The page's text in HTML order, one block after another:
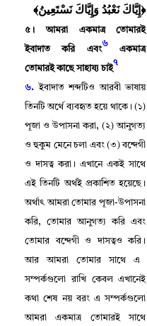
﴿إِيَّاكَ نَعْبُدُ وَإِيَّاكَ نَسْتَعِينُ﴾
৫ । আমরা একমাত্র তোমারই
ইবাদাত করি এবং
৬
একমাত্র
তোমারই কাছে সাহায্য চাই
৭
৬. ইবাদাত শব্দটিও আরবী ভাষায়
তিনটি অর্থে ব্যবহৃত হয়ে থাকে।(১)
পূজা ও উপাসনা করা, (২) আনুগত্য
ও হুকুম মেনে চলা এবং (৩) বন্দেগী
ও দাসত্ব করা । এখানে একই সাথে
এই তিনটি অর্থই প্রকাশিত হয়েছে ।
অর্থাৎ আমরা তোমার পূজা-উপাসনা
করি,তোমার আনুগত্য করি এবং
তোমার বন্দেগী ও দাসত্বও করি ।
আর আমরা তোমার সাথে এ
সম্পর্কগুলো রাখি কেবল এখানেই
কথা শেষ নয় বরং এ সম্পর্কগুলো
আমরা একমাত্র তোমারই সাথে